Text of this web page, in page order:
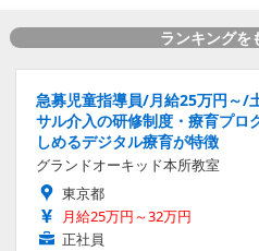
ランキングを
急募児童指導員/月給25万円～/
サル介入の研修制度・療育プロ
しめるデジタル療育が特徴
グランドオーキッド本所教室
東京都
月給25万円～32万円
正社員